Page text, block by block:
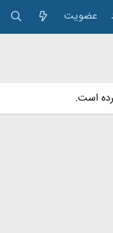
عضویت